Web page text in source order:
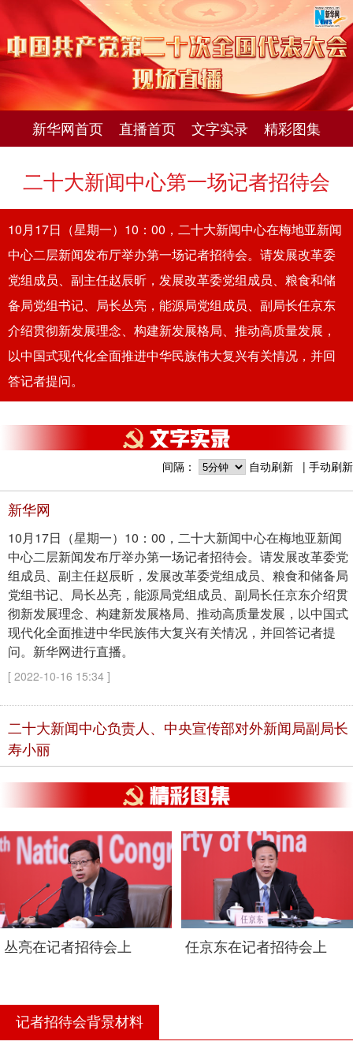
新华网首页 直播首页 文字实录 精彩图集
二十大新闻中心第一场记者招待会
10月17日（星期一）10：00，二十大新闻中心在梅地亚新闻
中心二层新闻发布厅举办第一场记者招待会。请发展改革委
党组成员、副主任赵辰昕，发展改革委党组成员、粮食和储
备局党组书记、局长丛亮，能源局党组成员、副局长任京东
介绍贯彻新发展理念、构建新发展格局、推动高质量发展，
以中国式现代化全面推进中华民族伟大复兴有关情况，并回
答记者提问。
间隔： 自动刷新 手动刷新
新华网
10月17日（星期一）10：00，二十大新闻中心在梅地亚新闻
中心二层新闻发布厅举办第一场记者招待会。请发展改革委党
组成员、副主任赵辰昕，发展改革委党组成员、粮食和储备局
党组书记、局长丛亮，能源局党组成员、副局长任京东介绍贯
彻新发展理念、构建新发展格局、推动高质量发展，以中国式
现代化全面推进中华民族伟大复兴有关情况，并回答记者提
问。新华网进行直播。
[ 2022-10-16 15:34 ]
二十大新闻中心负责人、中央宣传部对外新闻局副局长
寿小丽
全国代表大会新闻中心举行的记者招待会，这是新闻中心举行
[ 2022-10-17 10:10 ]
寿小丽
我们邀请到了三位党代表就“贯彻新发展理念、构建新发展格
局、推动高质量发展，以中国式现代化全面推进中华民族伟大
复兴”主题与大家进行交流。这三位党代表是国家发展和改革委
源局党组成员、副局长任京东同志。我们首先请赵辰昕同志作
丛亮在记者招待会上 任京东在记者招待会上
记者招待会背景材料